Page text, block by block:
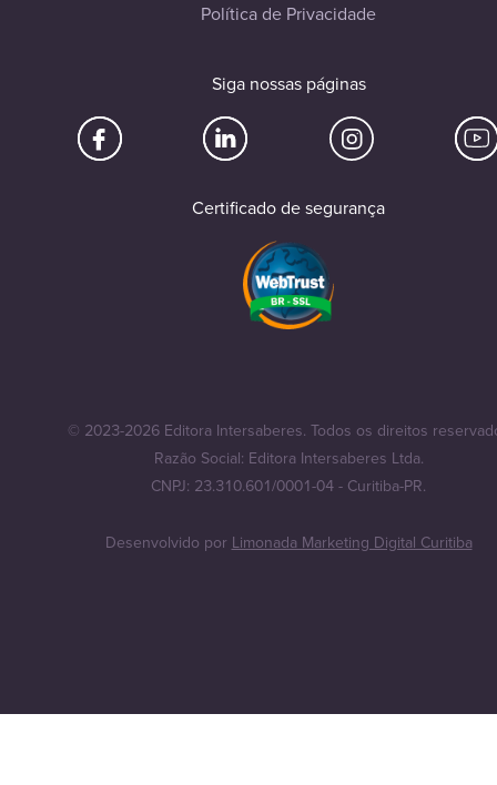
Política de Privacidade
Siga nossas páginas
Certificado de segurança
© 2023-2026 Editora Intersaberes. Todos os direitos
Razão Social: Editora Intersaberes Ltda.
CNPJ: 23.310.601/0001-04 - Curitiba-PR.
Desenvolvido porLimonada Marketing Digital Curitiba